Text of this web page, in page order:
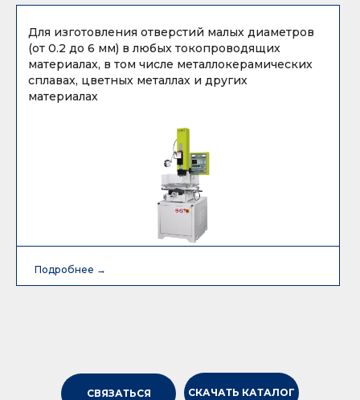
Подробнее →
Подробнее →
Для изготовления отверстий малых диаметров
(от 0.2 до 6 мм) в любых токопроводящих
материалах, в том числе металлокерамических
сплавах, цветных металлах и других
материалах
СВЯЗАТЬСЯ СКАЧАТЬ КАТАЛОГ